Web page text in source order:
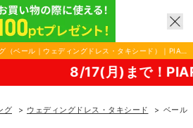
（ベール｜ウェディングドレス・タキシード）｜PIAR
8/17(月)まで！PIARY
グ ウェディングドレス・タキシード ベール